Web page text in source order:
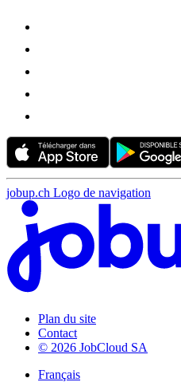
jobup.ch Logo de navigation
Plan du site
Contact
© 2026 JobCloud SA
Français